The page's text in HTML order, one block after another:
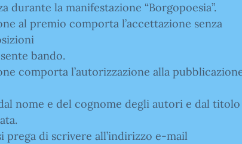
durante la manifestazione “Borgopoesia”.
al premio comporta l’accettazione senza
bando.
comporta l’autorizzazione alla
nome e del cognome degli autori e dal titolo
prega di scrivere all’indirizzo e-mail